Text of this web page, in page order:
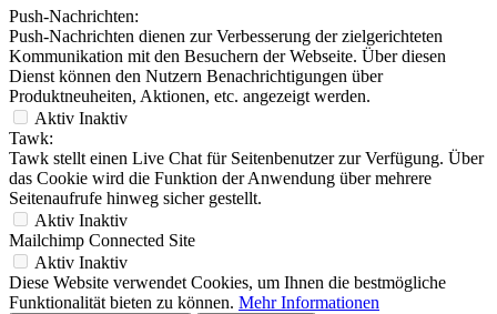
Push-Nachrichten:
Push-Nachrichten dienen zur Verbesserung der zielgerichteten
Kommunikation mit den Besuchern der Webseite. Über diesen
Dienst können den Nutzern Benachrichtigungen über
Produktneuheiten, Aktionen, etc. angezeigt werden.
Aktiv Inaktiv
Tawk:
Tawk stellt einen Live Chat für Seitenbenutzer zur Verfügung. Über
das Cookie wird die Funktion der Anwendung über mehrere
Seitenaufrufe hinweg sicher gestellt.
Aktiv Inaktiv
Mailchimp Connected Site
Aktiv Inaktiv
Diese Website verwendet Cookies, um Ihnen die bestmögliche
Funktionalität bieten zu können. Mehr Informationen